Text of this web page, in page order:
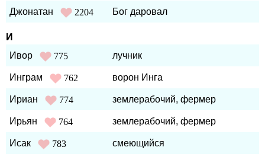
Джонатан 2204 Бог даровал
И
Ивор
775 лучник
Инграм 762 ворон Инга
Ириан 774 землерабочий, фермер
Ирьян 764 землерабочий, фермер
Исак 783 смеющийся